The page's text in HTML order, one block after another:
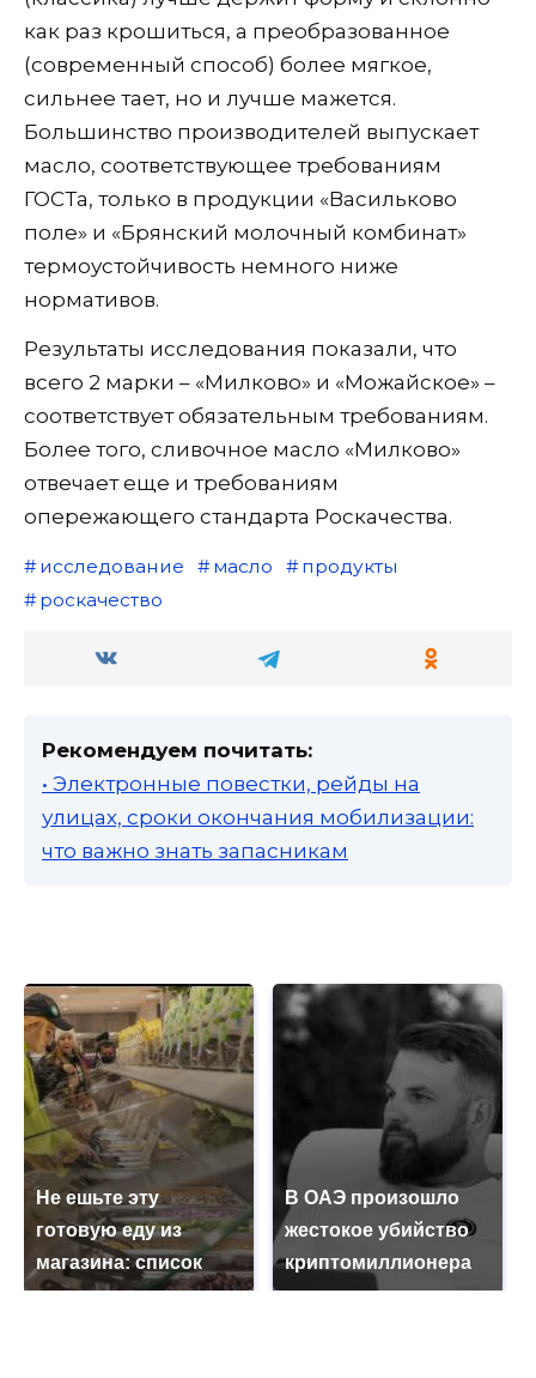
как раз крошиться, а преобразованное
(современный способ) более мягкое,
сильнее тает, но и лучше мажется.
Большинство производителей выпускает
масло, соответствующее требованиям
ГОСТа, только в продукции «Васильково
поле» и «Брянский молочный комбинат»
термоустойчивость немного ниже
нормативов.
Результаты исследования показали, что
всего 2 марки – «Милково» и «Можайское» –
соответствует обязательным требованиям.
Более того, сливочное масло «Милково»
отвечает еще и требованиям
опережающего стандарта Роскачества.
исследование масло
продукты
роскачество
Рекомендуем почитать:
• Электронные повестки, рейды на
улицах, сроки окончания мобилизации:
что важно знать запасникам
Не ешьте эту
готовую еду из
магазина: список
В ОАЭ произошло
жестокое убийство
криптомиллионера